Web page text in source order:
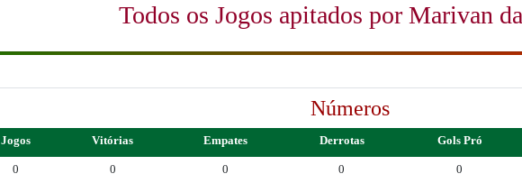
Todos os Jogos apitados por Marivan
Números
Jogos Vitórias Empates Derrotas Gols Pró
0 0 0 0 0